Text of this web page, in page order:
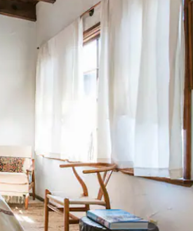
はスワイプして検索結果を確認すること